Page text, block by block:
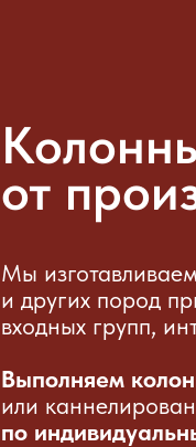
от
Мы
и других пород
входных групп,
Выполняем
или
по